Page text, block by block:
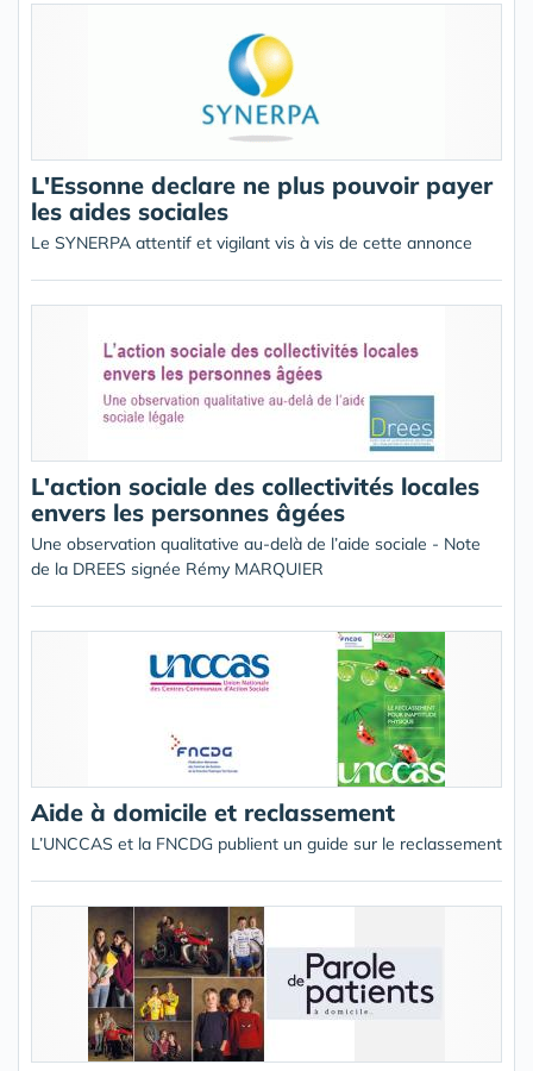
L'Essonne declare ne plus pouvoir payer
les aides sociales
Le SYNERPA attentif et vigilant vis à vis de cette annonce
L'action sociale des collectivités locales
envers les personnes âgées
Une observation qualitative au-delà de l’aide sociale - Note
de la DREES signée Rémy MARQUIER
Aide à domicile et reclassement
L’UNCCAS et la FNCDG publient un guide sur le reclassement